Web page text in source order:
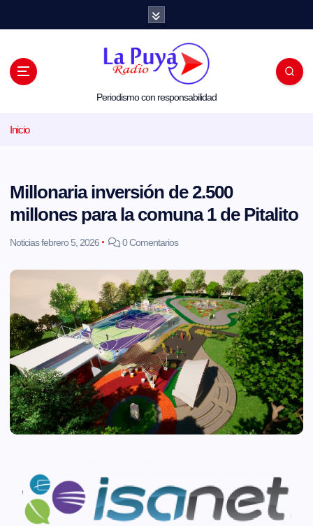
l
Periodismo con responsabilidad
Inicio
Millonaria inversión de 2.500
millones para la comuna 1 de Pitalito
Noticiasfebrero 5, 2026 0 Comentarios